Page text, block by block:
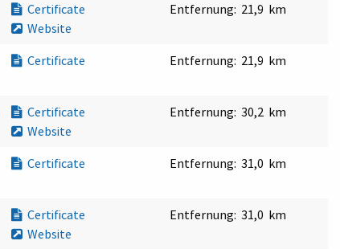
Certificate
Website
Entfernung: 21,9 km
Certificate Entfernung: 21,9 km
Certificate
Website
Entfernung: 30,2 km
Certificate Entfernung: 31,0 km
Certificate
Website
Entfernung: 31,0 km